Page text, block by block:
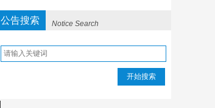
公告搜索 Notice Search
开始搜索